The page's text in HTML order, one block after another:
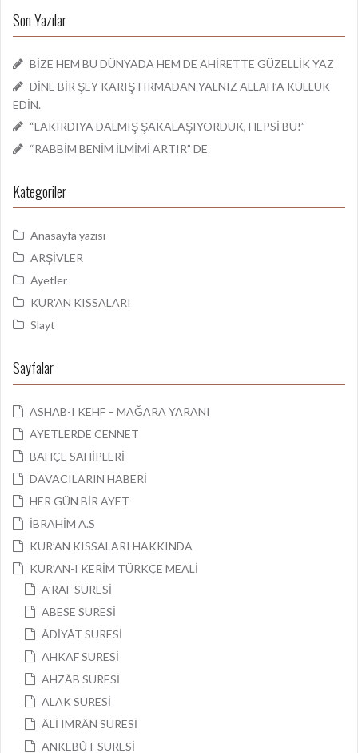
Son Yazılar
BİZE HEM BU DÜNYADA HEM DE AHİRETTE GÜZELLİK YAZ
DİNE BİR ŞEY KARIŞTIRMADAN YALNIZ ALLAH’A KULLUK
EDİN.
“LAKIRDIYA DALMIŞ ŞAKALAŞIYORDUK, HEPSİ BU!”
“RABBİM BENİM İLMİMİ ARTIR” DE
Kategoriler
Anasayfa yazısı
ARŞİVLER
Ayetler
KUR'AN KISSALARI
Slayt
Sayfalar
ASHAB-I KEHF – MAĞARA YARANI
AYETLERDE CENNET
BAHÇE SAHİPLERİ
DAVACILARIN HABERİ
HER GÜN BİR AYET
İBRAHİM A.S
KUR’AN KISSALARI HAKKINDA
KUR’AN-I KERİM TÜRKÇE MEALİ
A’RAF SURESİ
ABESE SURESİ
ÂDİYÂT SURESİ
AHKAF SURESİ
AHZÂB SURESİ
ALAK SURESİ
ÂLİ IMRÂN SURESİ
ANKEBÛT SURESİ